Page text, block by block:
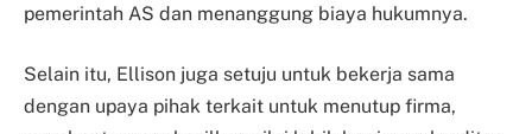
pemerintah AS dan menanggung biaya hukumnya.
Selain itu, Ellison juga setuju untuk bekerja sama
dengan upaya pihak terkait untuk menutup firma,